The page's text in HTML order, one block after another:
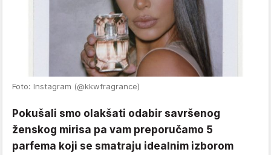
Foto: Instagram (@kkwfragrance)
Pokušali smo olakšati odabir savršenog
ženskog mirisa pa vam preporučamo 5
parfema koji se smatraju idealnim izborom